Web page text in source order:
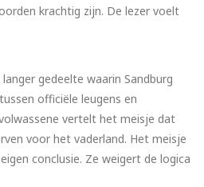
krachtig zijn. De lezer voelt
gedeelte waarin Sandburg
officiële leugens en
vertelt het meisje dat
voor het vaderland. Het meisje
conclusie. Ze weigert de logica